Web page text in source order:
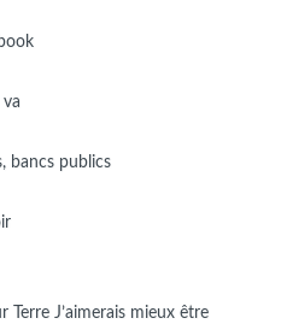
bancs publics
Terre J’aimerais mieux être